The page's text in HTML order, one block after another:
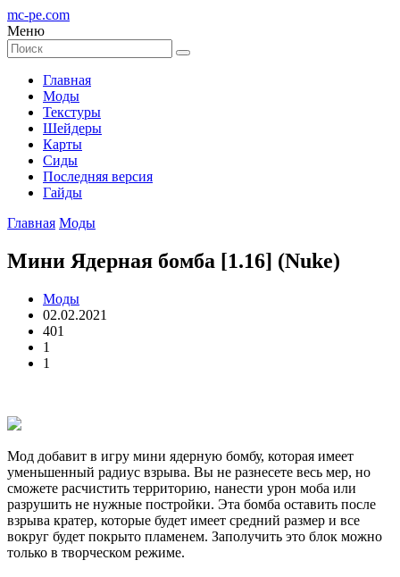
mc-pe.com
Меню
Главная
Моды
Текстуры
Шейдеры
Карты
Сиды
Последняя версия
Гайды
Главная Моды
Мини Ядерная бомба [1.16] (Nuke)
Моды
02.02.2021
401
1
1
Мод добавит в игру мини ядерную бомбу, которая имеет
уменьшенный радиус взрыва. Вы не разнесете весь мер, но
сможете расчистить территорию, нанести урон моба или
разрушить не нужные постройки. Эта бомба оставить после
взрыва кратер, которые будет имеет средний размер и все
вокруг будет покрыто пламенем. Заполучить это блок можно
только в творческом режиме.